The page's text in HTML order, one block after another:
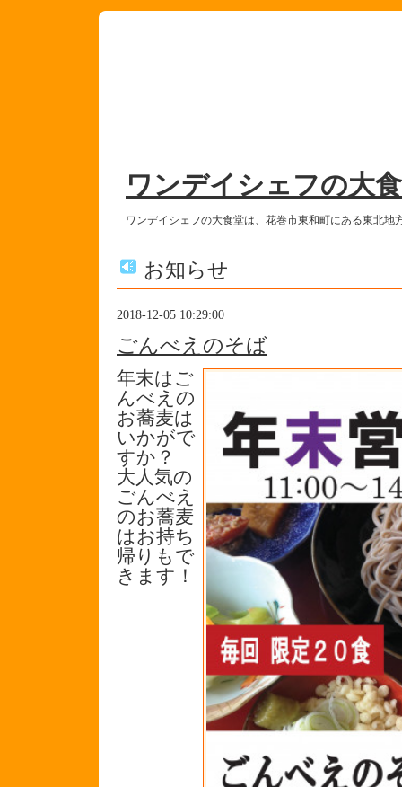
ワンデイシェフの大
ワンデイシェフの大食堂は、花巻市東和町にある東北
お知らせ
2018-12-05 10:29:00
ごんべえのそば
年末はご
んべえの
お蕎麦は
いかがで
すか？
大人気の
ごんべえ
のお蕎麦
はお持ち
帰りもで
きます！